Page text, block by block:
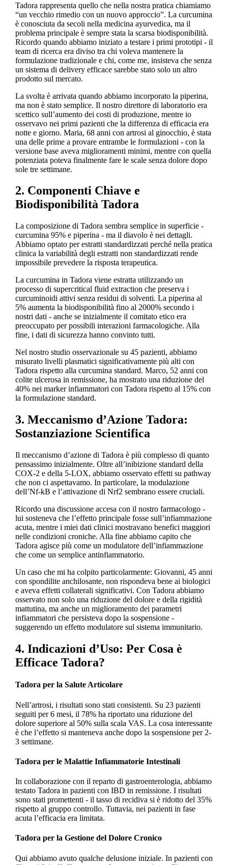
Tadora rappresenta quello che nella nostra pratica chiamiamo
“un vecchio rimedio con un nuovo approccio”. La curcumina
è conosciuta da secoli nella medicina ayurvedica, ma il
problema principale è sempre stata la scarsa biodisponibilità.
Ricordo quando abbiamo iniziato a testare i primi prototipi - il
team di ricerca era diviso tra chi voleva mantenere la
formulazione tradizionale e chi, come me, insisteva che senza
un sistema di delivery efficace sarebbe stato solo un altro
prodotto sul mercato.
La svolta è arrivata quando abbiamo incorporato la piperina,
ma non è stato semplice. Il nostro direttore di laboratorio era
scettico sull’aumento dei costi di produzione, mentre io
osservavo nei primi pazienti che la differenza di efficacia era
notte e giorno. Maria, 68 anni con artrosi al ginocchio, è stata
una delle prime a provare entrambe le formulazioni - con la
versione base aveva miglioramenti minimi, mentre con quella
potenziata poteva finalmente fare le scale senza dolore dopo
sole tre settimane.
2. Componenti Chiave e
Biodisponibilità Tadora
La composizione di Tadora sembra semplice in superficie -
curcumina 95% e piperina - ma il diavolo è nei dettagli.
Abbiamo optato per estratti standardizzati perché nella pratica
clinica la variabilità degli estratti non standardizzati rende
impossibile prevedere la risposta terapeutica.
La curcumina in Tadora viene estratta utilizzando un
processo di supercritical fluid extraction che preserva i
curcuminoidi attivi senza residui di solventi. La piperina al
5% aumenta la biodisponibilità fino al 2000% secondo i
nostri dati - anche se inizialmente il comitato etico era
preoccupato per possibili interazioni farmacologiche. Alla
fine, i dati di sicurezza hanno convinto tutti.
Nel nostro studio osservazionale su 45 pazienti, abbiamo
misurato livelli plasmatici significativamente più alti con
Tadora rispetto alla curcumina standard. Marco, 52 anni con
colite ulcerosa in remissione, ha mostrato una riduzione del
40% nei marker infiammatori con Tadora rispetto al 15% con
la formulazione standard.
3. Meccanismo d’Azione Tadora:
Sostanziazione Scientifica
Il meccanismo d’azione di Tadora è più complesso di quanto
pensassimo inizialmente. Oltre all’inibizione standard della
COX-2 e della 5-LOX, abbiamo osservato effetti su pathway
che non ci aspettavamo. In particolare, la modulazione
dell’Nf-kB e l’attivazione di Nrf2 sembrano essere cruciali.
Ricordo una discussione accesa con il nostro farmacologo -
lui sosteneva che l’effetto principale fosse sull’infiammazione
acuta, mentre i miei dati clinici mostravano benefici maggiori
nelle condizioni croniche. Alla fine abbiamo capito che
Tadora agisce più come un modulatore dell’infiammazione
che come un semplice antinfiammatorio.
Un caso che mi ha colpito particolarmente: Giovanni, 45 anni
con spondilite anchilosante, non rispondeva bene ai biologici
e aveva effetti collaterali significativi. Con Tadora abbiamo
osservato non solo una riduzione del dolore e della rigidità
mattutina, ma anche un miglioramento dei parametri
infiammatori che persisteva dopo la sospensione -
suggerendo un effetto modulatore sul sistema immunitario.
4. Indicazioni d’Uso: Per Cosa è
Efficace Tadora?
Tadora per la Salute Articolare
Nell’artrosi, i risultati sono stati consistenti. Su 23 pazienti
seguiti per 6 mesi, il 78% ha riportato una riduzione del
dolore superiore al 50% sulla scala VAS. La cosa interessante
è che l’effetto si manteneva anche dopo la sospensione per 2-
3 settimane.
Tadora per le Malattie Infiammatorie Intestinali
In collaborazione con il reparto di gastroenterologia, abbiamo
testato Tadora in pazienti con IBD in remissione. I risultati
sono stati promettenti - il tasso di recidiva si è ridotto del 35%
rispetto al gruppo controllo. Tuttavia, nei pazienti in fase
acuta l’efficacia era limitata.
Tadora per la Gestione del Dolore Cronico
Qui abbiamo avuto qualche delusione iniziale. In pazienti con